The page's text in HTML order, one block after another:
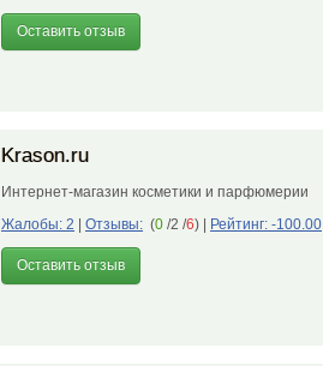
Оставить отзыв
Krason.ru
Интернет-магазин косметики и парфюмерии
Жалобы: 2
Отзывы: (0 /2 /6) Рейтинг: -100.00
Оставить отзыв